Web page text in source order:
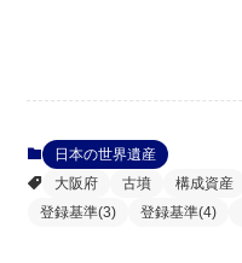
日本の世界遺産
大阪府
古墳 構成資産
登録基準(3)
登録基準(4)